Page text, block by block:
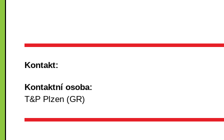
Kontakt:
Kontaktní osoba:
T&P Plzen (GR)